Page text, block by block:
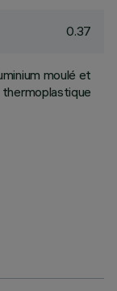
0.37
moulé et
thermoplastique